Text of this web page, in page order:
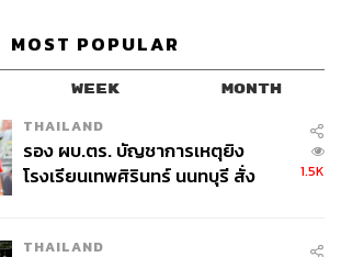
MOST POPULAR
WEEK MONTH
THAILAND
รอง ผบ.ตร. บัญชาการเหตุยิง
โรงเรียนเทพศิรินทร์ นนทบุรี สั่ง
1.5K
THAILAND